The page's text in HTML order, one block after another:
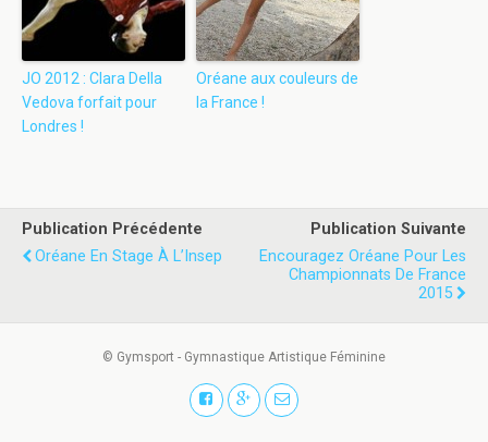
JO 2012 : Clara Della
Vedova forfait pour
Londres !
Oréane aux couleurs de
la France !
Publication Précédente
Oréane En Stage À L’Insep
Publication Suivante
Encouragez Oréane Pour Les
Championnats De France
2015
© Gymsport - Gymnastique Artistique Féminine